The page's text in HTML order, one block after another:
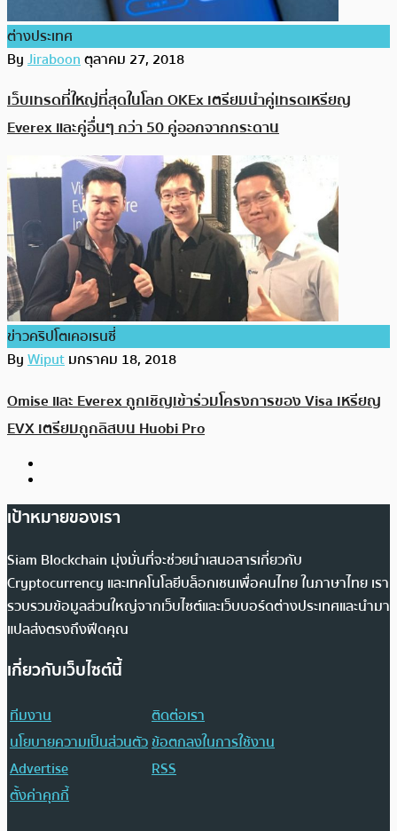
ต่างประเทศ
ByJiraboonตุลาคม 27, 2018
เว็บเทรดที่ใหญ่ที่สุดในโลก OKEx เตรียมนำคู่เทรดเหรียญ
Everex และคู่อื่นๆ กว่า 50 คู่ออกจากกระดาน
ข่าวคริปโตเคอเรนซี่
ByWiputมกราคม 18, 2018
Omise และ Everex ถูกเชิญเข้าร่วมโครงการของ Visa เหรียญ
EVX เตรียมถูกลิสบน Huobi Pro
เป้าหมายของเรา
Siam Blockchain มุ่งมั่นที่จะช่วยนำเสนอสารเกี่ยวกับ
Cryptocurrency และเทคโนโลยีบล็อกเชนเพื่อคนไทย ในภาษาไทย เรา
รวบรวมข้อมูลส่วนใหญ่จากเว็บไซต์และเว็บบอร์ดต่างประเทศและนำมา
แปลส่งตรงถึงฟีดคุณ
เกี่ยวกับเว็บไซต์นี้
ทีมงาน
ติดต่อเรา
นโยบายความเป็นส่วนตัวข้อตกลงในการใช้งาน
Advertise
RSS
ตั้งค่าคุกกี้